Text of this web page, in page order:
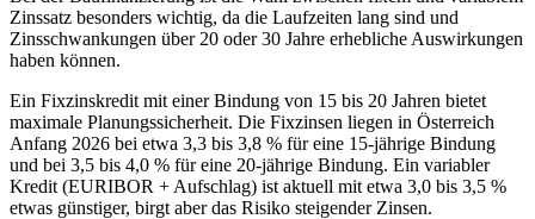
Zinssatz besonders wichtig, da die Laufzeiten lang sind und
Zinsschwankungen über 20 oder 30 Jahre erhebliche Auswirkungen
haben können.
Ein Fixzinskredit mit einer Bindung von 15 bis 20 Jahren bietet
maximale Planungssicherheit. Die Fixzinsen liegen in Österreich
Anfang 2026 bei etwa 3,3 bis 3,8 % für eine 15-jährige Bindung
und bei 3,5 bis 4,0 % für eine 20-jährige Bindung. Ein variabler
Kredit (EURIBOR + Aufschlag) ist aktuell mit etwa 3,0 bis 3,5 %
etwas günstiger, birgt aber das Risiko steigender Zinsen.